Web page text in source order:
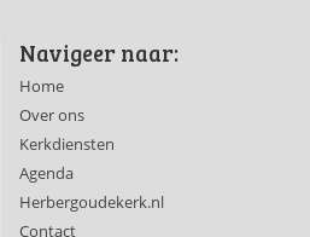
Navigeer naar:
Home
Over ons
Kerkdiensten
Agenda
Herbergoudekerk.nl
Contact